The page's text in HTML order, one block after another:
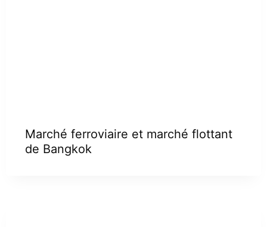
Marché ferroviaire et marché flottant
de Bangkok